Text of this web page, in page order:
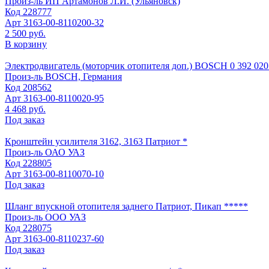
Код 228777
Арт 3163-00-8110200-32
2 500 руб.
В корзину
Электродвигатель (моторчик отопителя доп.) BOSCH 0 392
Произ-ль BOSCH, Германия
Код 208562
Арт 3163-00-8110020-95
4 468 руб.
Под заказ
Кронштейн усилителя 3162, 3163 Патриот *
Произ-ль ОАО УАЗ
Код 228805
Арт 3163-00-8110070-10
Под заказ
Шланг впускной отопителя заднего Патриот, Пикап *****
Произ-ль ООО УАЗ
Код 228075
Арт 3163-00-8110237-60
Под заказ